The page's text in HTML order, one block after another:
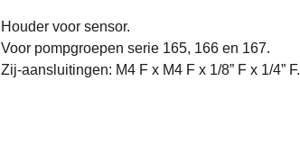
Houder voor sensor.
Voor pompgroepen serie 165, 166 en 167.
Zij-aansluitingen: M4 F x M4 F x 1/8” F x 1/4” F.